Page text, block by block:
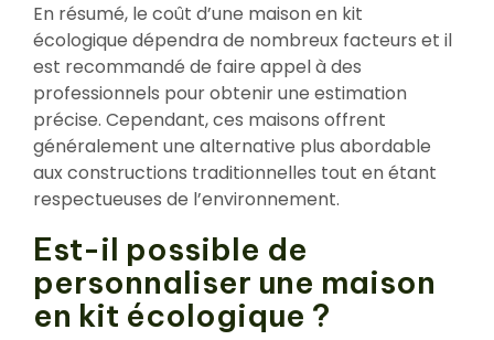
En résumé, le coût d’une maison en kit
écologique dépendra de nombreux facteurs et il
est recommandé de faire appel à des
professionnels pour obtenir une estimation
précise. Cependant, ces maisons offrent
généralement une alternative plus abordable
aux constructions traditionnelles tout en étant
respectueuses de l’environnement.
Est-il possible de
personnaliser une maison
en kit écologique ?